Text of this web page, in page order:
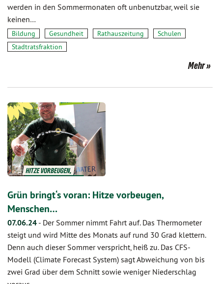
werden in den Sommermonaten oft unbenutzbar, weil sie
keinen…
Bildung Gesundheit Rathauszeitung
Schulen
Stadtratsfraktion
Mehr
Grün bringt‘s voran: Hitze vorbeugen,
Menschen…
07.06.24 - Der Sommer nimmt Fahrt auf. Das Thermometer
steigt und wird Mitte des Monats auf rund 30 Grad klettern.
Denn auch dieser Sommer verspricht, heiß zu. Das CFS-
Modell (Climate Forecast System) sagt Abweichung von bis
zwei Grad über dem Schnitt sowie weniger Niederschlag